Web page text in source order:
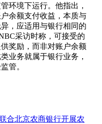
环境下运行。他指出，
余额支付收益，本质与
，应适用与银行相同的
采访时称，可接受的
奖励，而非对账户余额
业务就属于银行业务，
管。
合北京农商银行开展农